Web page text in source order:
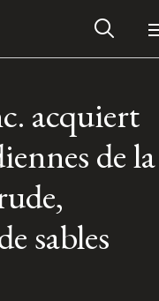
acquiert
de la
sables